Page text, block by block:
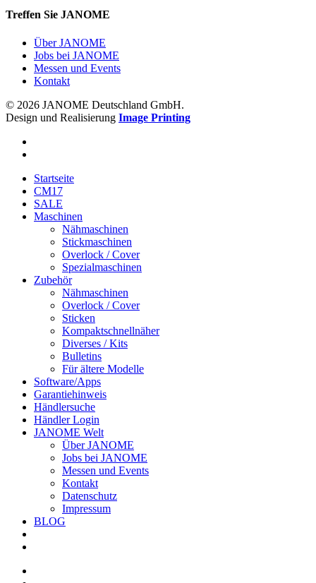
Treffen Sie JANOME
Über JANOME
Jobs bei JANOME
Messen und Events
Kontakt
© 2026 JANOME Deutschland GmbH.
Design und Realisierung Image Printing
Startseite
CM17
SALE
Maschinen
Nähmaschinen
Stickmaschinen
Overlock / Cover
Spezialmaschinen
Zubehör
Nähmaschinen
Overlock / Cover
Sticken
Kompaktschnellnäher
Diverses / Kits
Bulletins
Für ältere Modelle
Software/Apps
Garantiehinweis
Händlersuche
Händler Login
JANOME Welt
Über JANOME
Jobs bei JANOME
Messen und Events
Kontakt
Datenschutz
Impressum
BLOG